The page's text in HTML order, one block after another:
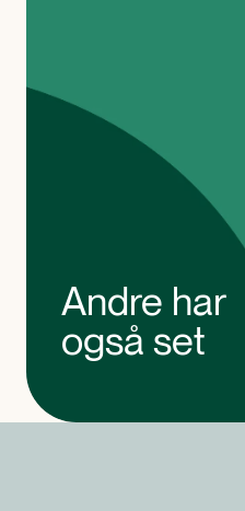
Andre har
også set